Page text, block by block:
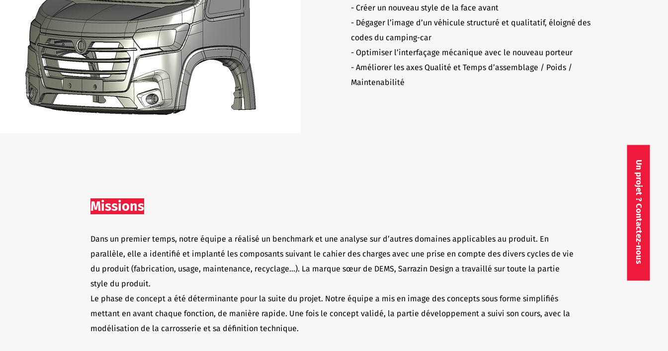
Un projet ? Contactez-nous
- Créer un nouveau style de la face avant
- Dégager l’image d’un véhicule structuré et qualitatif, éloigné des
codes du camping-car
- Optimiser l’interfaçage mécanique avec le nouveau porteur
- Améliorer les axes Qualité et Temps d’assemblage / Poids /
Maintenabilité
Missions
Dans un premier temps, notre équipe a réalisé un benchmark et une analyse sur d’autres domaines applicables au produit. En
parallèle, elle a identifié et implanté les composants suivant le cahier des charges avec une prise en compte des divers cycles de vie
du produit (fabrication, usage, maintenance, recyclage…). La marque sœur de DEMS, Sarrazin Design a travaillé sur toute la partie
style du produit.
Le phase de concept a été déterminante pour la suite du projet. Notre équipe a mis en image des concepts sous forme simplifiés
mettant en avant chaque fonction, de manière rapide. Une fois le concept validé, la partie développement a suivi son cours, avec la
modélisation de la carrosserie et sa définition technique.